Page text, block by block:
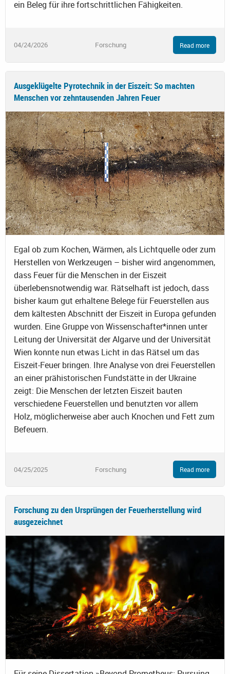
ein Beleg für ihre fortschrittlichen Fähigkeiten.
04/24/2026 Forschung Read more
Ausgeklügelte Pyrotechnik in der Eiszeit: So machten
Menschen vor zehntausenden Jahren Feuer
Egal ob zum Kochen, Wärmen, als Lichtquelle oder zum
Herstellen von Werkzeugen – bisher wird angenommen,
dass Feuer für die Menschen in der Eiszeit
überlebensnotwendig war. Rätselhaft ist jedoch, dass
bisher kaum gut erhaltene Belege für Feuerstellen aus
dem kältesten Abschnitt der Eiszeit in Europa gefunden
wurden. Eine Gruppe von Wissenschafter*innen unter
Leitung der Universität der Algarve und der Universität
Wien konnte nun etwas Licht in das Rätsel um das
Eiszeit-Feuer bringen. Ihre Analyse von drei Feuerstellen
an einer prähistorischen Fundstätte in der Ukraine
zeigt: Die Menschen der letzten Eiszeit bauten
verschiedene Feuerstellen und benutzten vor allem
Holz, möglicherweise aber auch Knochen und Fett zum
Befeuern.
04/25/2025 Forschung Read more
Forschung zu den Ursprüngen der Feuerherstellung wird
ausgezeichnet